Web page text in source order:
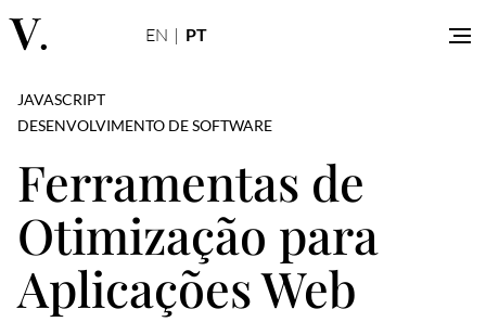
EN | PT
Contato
JAVASCRIPT
DESENVOLVIMENTO DE SOFTWARE
Ferramentas de
Otimização para
Aplicações Web